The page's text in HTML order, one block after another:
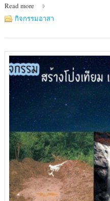
Read more
กิจกรรมอาสา